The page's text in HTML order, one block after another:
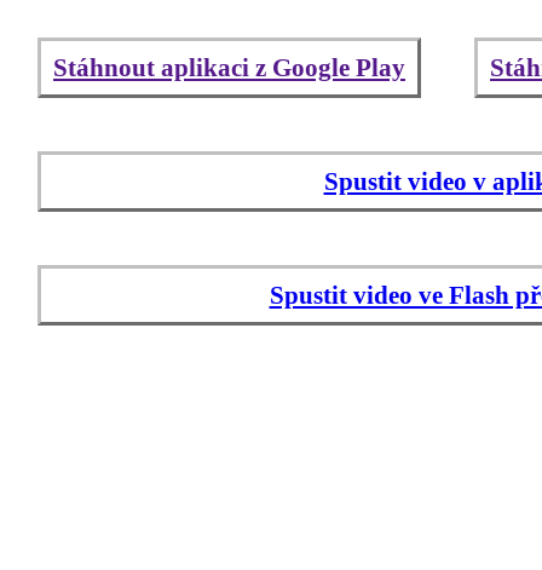
Stáhnout aplikaci z Google Play
Spustit video v
Spustit video ve Flash